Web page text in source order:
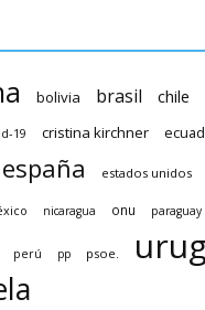
bolivia brasil chile
19 cristina kirchner
españa estados unidos
nicaragua onu paraguay
perú pp psoe.